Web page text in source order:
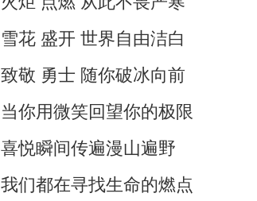
雪花 盛开 世界自由洁白
致敬 勇士 随你破冰向前
当你用微笑回望你的极限
喜悦瞬间传遍漫山遍野
我们都在寻找生命的燃点